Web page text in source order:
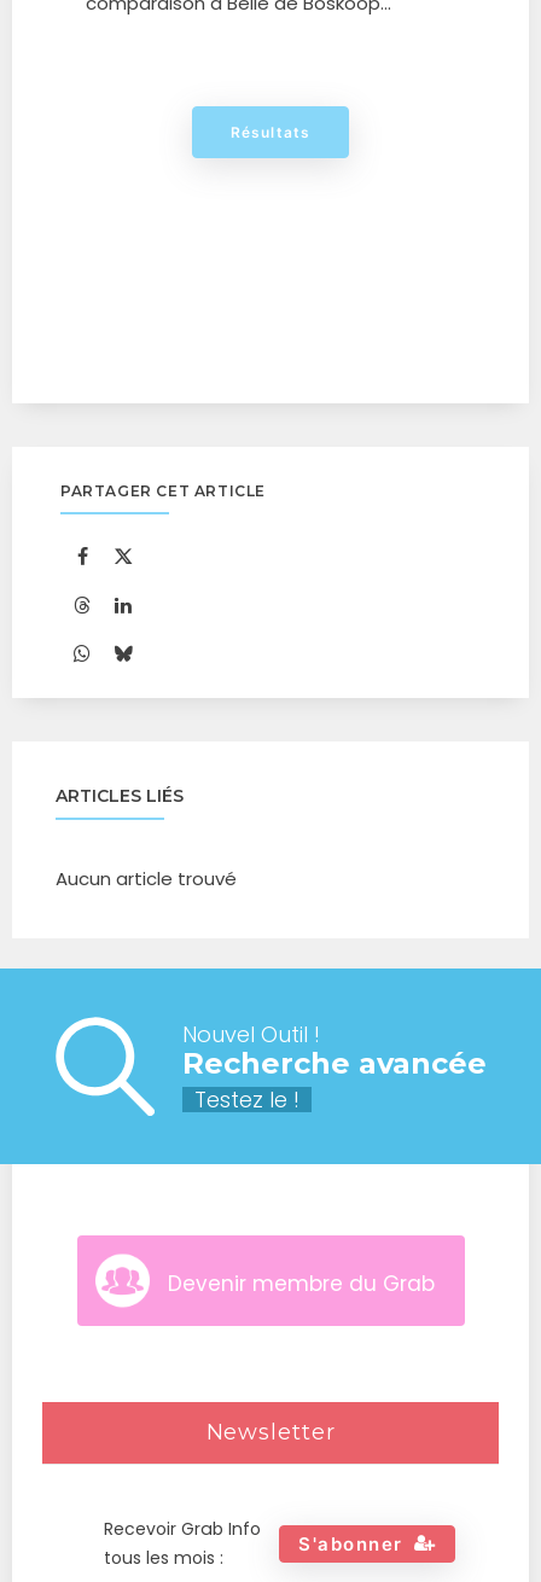
Résultats
PARTAGER CET ARTICLE
ARTICLES LIÉS
Aucun article trouvé
Nouvel Outil !
Recherche avancée
Testez le !
Devenir membre du Grab
Newsletter
Recevoir Grab Info
tous les mois :
S'abonner